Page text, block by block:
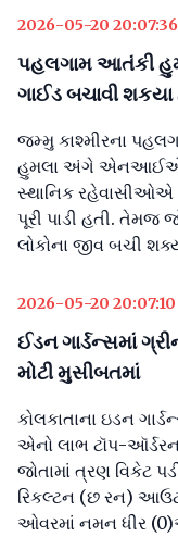
2026-05-20 20:07:36
પહલગામ આતંકી
ગાઈડ બચાવી શકયા
જમ્મુ કાશ્મીરના
હુમલા અંગે એનઆઈએની
સ્થાનિક
પૂરી પાડી હતી. તેમજ
લોકોના જીવ બચી
2026-05-20 20:07:10
ઈડન ગાર્ડન્સમાં
મોટી મુસીબતમાં
કોલકાતાના ઇડન
એનો લાભ ટૉપ-
જોતામાં ત્રણ વિકેટ
રિકલ્ટન (છ રન)
ઓવરમાં નમન ધીર